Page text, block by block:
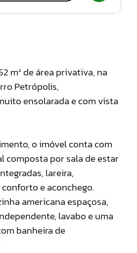
m² de área privativa, na
Petrópolis,
ensolarada e com vista
o imóvel conta com
composta por sala de estar
lareira,
e aconchego.
americana espaçosa,
lavabo e uma
banheira de